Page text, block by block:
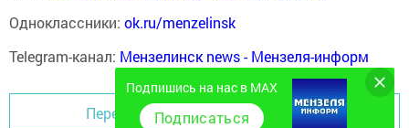
Одноклассники: ok.ru/menzelinsk
Telegram-канал: Мензелинск news - Мензеля-информ
Перейти на страницу новости
Подпишись на нас в MAX
Подписаться